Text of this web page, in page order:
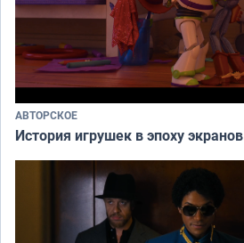
АВТОРСКОЕ
История игрушек в эпоху экранов